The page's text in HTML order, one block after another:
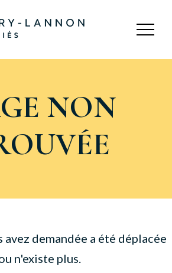
NON
avez demandée a été déplacée
n'existe plus.